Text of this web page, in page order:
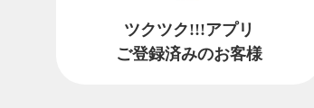
ツクツク!!!アプリ
ご登録済みのお客様